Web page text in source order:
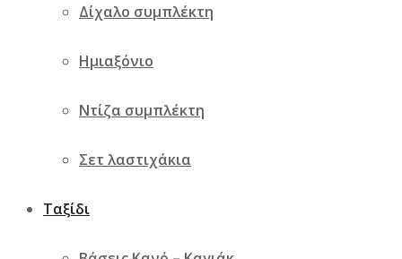
Δίχαλο συμπλέκτη
Ημιαξόνιο
Ντίζα συμπλέκτη
Σετ λαστιχάκια
Ταξίδι